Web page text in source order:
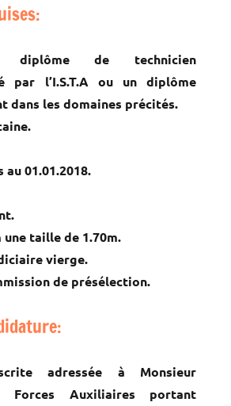
diplôme de technicien
par l’I.S.T.A ou un diplôme
dans les domaines précités.
au 01.01.2018.
taille de 1.70m.
vierge.
de présélection.
adressée à Monsieur
Forces Auxiliaires portant